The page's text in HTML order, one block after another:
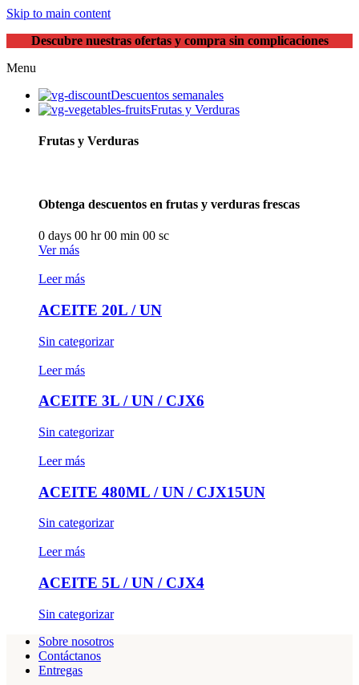
Skip to main content
Descubre nuestras ofertas y compra sin complicaciones
Menu
Descuentos semanales
Frutas y Verduras
Frutas y Verduras
Obtenga descuentos en frutas y verduras frescas
0 days 00 hr00 min 00 sc
Ver más
Leer más
ACEITE 20L / UN
Sin categorizar
Leer más
ACEITE 3L / UN / CJX6
Sin categorizar
Leer más
ACEITE 480ML / UN / CJX15UN
Sin categorizar
Leer más
ACEITE 5L / UN / CJX4
Sin categorizar
Sobre nosotros
Contáctanos
Entregas